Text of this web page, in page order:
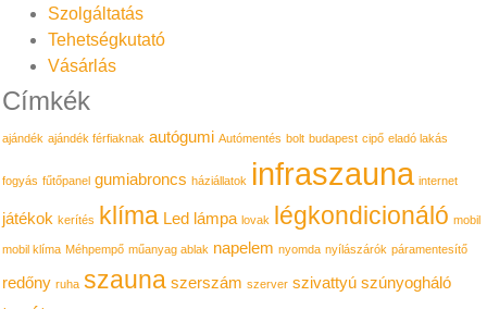
Szolgáltatás
Tehetségkutató
Vásárlás
Címkék
ajándék ajándék férfiaknak autógumi Autómentés bolt budapest cipő eladó lakás
fogyás fűtőpanel gumiabroncs háziállatok infraszauna internet
játékok kerítés klíma Led lámpa lovak légkondicionáló mobil
mobil klíma Méhpempő műanyag ablak napelem nyomda nyílászárók páramentesítő
redőny ruha szauna szerszám szerver szivattyú szúnyogháló